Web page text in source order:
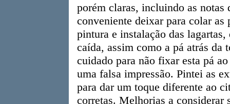
porém claras, incluindo as notas
conveniente deixar para colar as
pintura e instalação das
caída, assim como a pá atrás da
cuidado para não fixar esta pá
uma falsa impressão. Pintei as
para dar um toque diferente ao
corretas. Melhorias a considerar